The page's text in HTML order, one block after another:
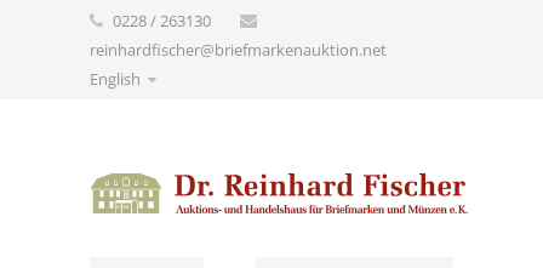
0228 / 263130
reinhardfischer@briefmarkenauktion.net
English